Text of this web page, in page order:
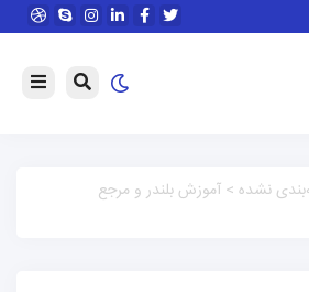
نشده > آموزش بلندر و مرجع